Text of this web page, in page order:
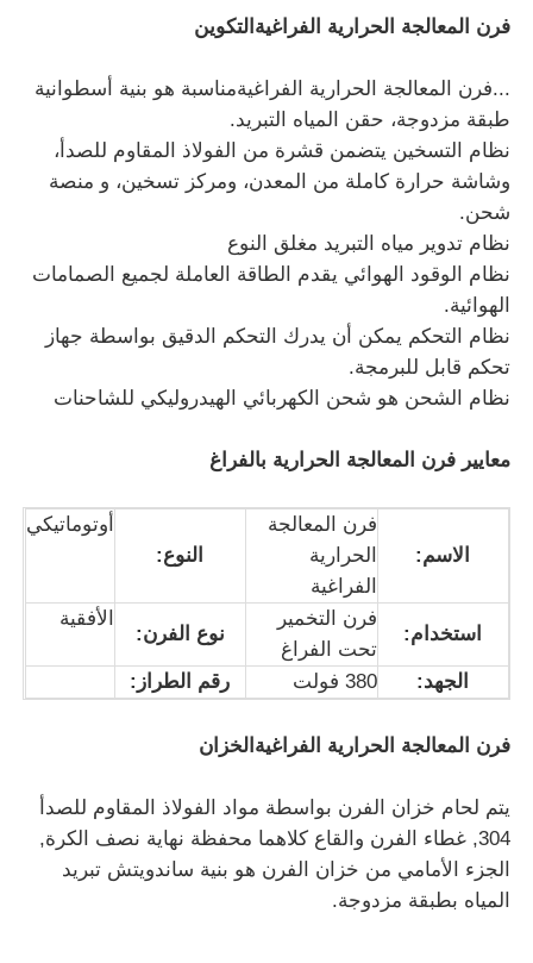
منزل
المنتجات
جولة في المعمل
ضبط الجودة
أخبار
جميع القضايا
فرن المعالجة الحرارية الفراغية التكوين
...فرن المعالجة الحرارية الفراغيةمناسبة هو بنية أسطوانية
طبقة مزدوجة، حقن المياه التبريد.
نظام التسخين يتضمن قشرة من الفولاذ المقاوم للصدأ،
وشاشة حرارة كاملة من المعدن، ومركز تسخين، و منصة
شحن.
نظام تدوير مياه التبريد مغلق النوع
نظام الوقود الهوائي يقدم الطاقة العاملة لجميع الصمامات
الهوائية.
نظام التحكم يمكن أن يدرك التحكم الدقيق بواسطة جهاز
تحكم قابل للبرمجة.
نظام الشحن هو شحن الكهربائي الهيدروليكي للشاحنات
معايير فرن المعالجة الحرارية بالفراغ
الاسم:
فرن المعالجة
الحرارية
الفراغية
النوع:
أوتوماتيكي
استخدام:
فرن التخمير
تحت الفراغ
نوع الفرن:
الأفقية
الجهد: 380 فولت رقم الطراز:
فرن المعالجة الحرارية الفراغية الخزان
يتم لحام خزان الفرن بواسطة مواد الفولاذ المقاوم للصدأ
304, غطاء الفرن والقاع كلاهما محفظة نهاية نصف الكرة,
الجزء الأمامي من خزان الفرن هو بنية ساندويتش تبريد
المياه بطبقة مزدوجة.